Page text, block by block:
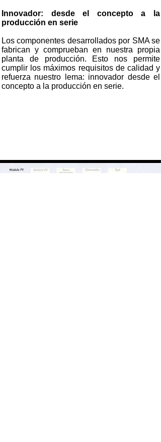
Innovador: desde el concepto a la
producción en serie
Los componentes desarrollados por SMA se
fabrican y comprueban en nuestra propia
planta de producción. Esto nos permite
cumplir los máximos requisitos de calidad y
refuerza nuestro lema: innovador desde el
concepto a la producción en serie.